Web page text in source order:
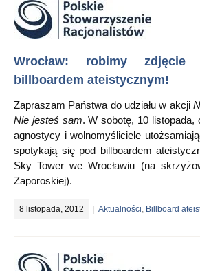
Wrocław: robimy zdjęcie
billboardem ateistycznym!
Zapraszam Państwa do udziału w akcji
Nie jesteś sam. W sobotę, 10 listopada,
agnostycy i wolnomyśliciele
spotykają się pod billboardem
Sky Tower we Wrocławiu (na
Zaporoskiej).
8 listopada, 2012 Aktualności, Billboard